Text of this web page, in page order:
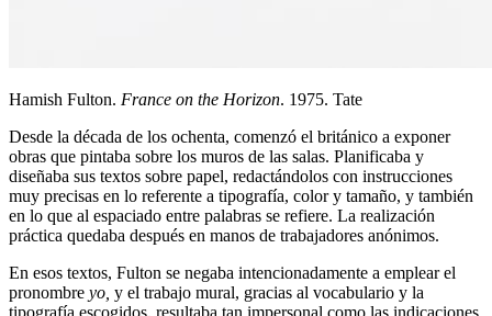
Hamish Fulton. France on the Horizon. 1975. Tate
Desde la década de los ochenta, comenzó el británico a exponer
obras que pintaba sobre los muros de las salas. Planificaba y
diseñaba sus textos sobre papel, redactándolos con instrucciones
muy precisas en lo referente a tipografía, color y tamaño, y también
en lo que al espaciado entre palabras se refiere. La realización
práctica quedaba después en manos de trabajadores anónimos.
En esos textos, Fulton se negaba intencionadamente a emplear el
pronombre yo, y el trabajo mural, gracias al vocabulario y la